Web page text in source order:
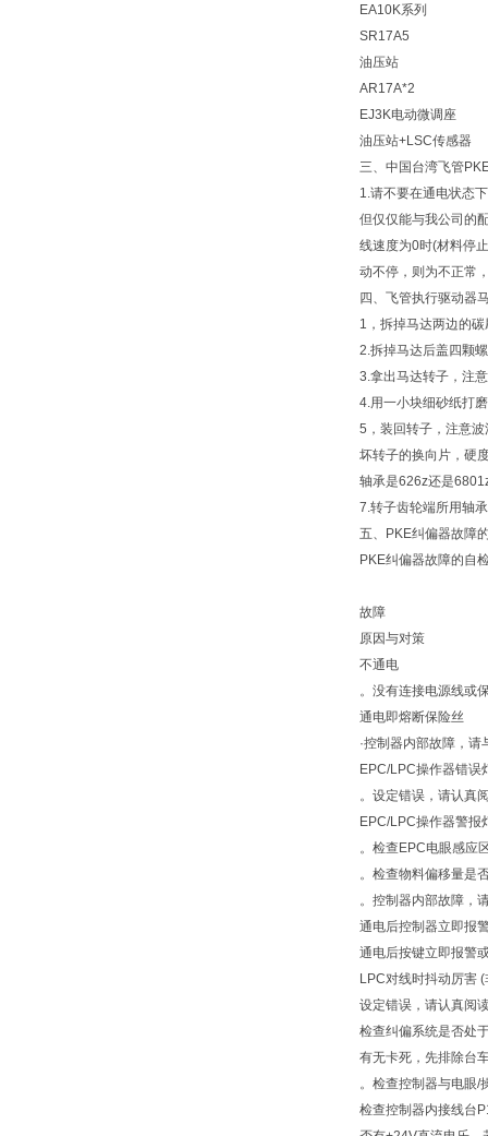
EA10K系列
SR17A5
油压站
AR17A*2
EJ3K电动微调座
油压站+LSC传感器
三、中国台湾飞管
1.请不要在通电状态
但仅仅能与我公司的
线速度为0时(材料停
动不停，则为不正常
四、飞管执行驱动器
1，拆掉马达两边的
2.拆掉马达后盖四颗
3.拿出马达转子，注
4.用一小块细砂纸打
5，装回转子，注意
坏转子的换向片，硬
轴承是626z还是
7.转子齿轮端所用轴
五、PKE纠偏器故障
PKE纠偏器故障的自
故障
原因与对策
不通电
。没有连接电源线或
通电即熔断保险丝
·控制器内部故障，请
EPC/LPC操作器错误
。设定错误，请认真
EPC/LPC操作器警报
。检查EPC电眼感应
。检查物料偏移量是
。控制器内部故障，
通电后控制器立即报
通电后按键立即报警
LPC对线时抖动厉害
设定错误，请认真阅
检查纠偏系统是否处
有无卡死，先排除台
。检查控制器与电眼/
检查控制器内接线台